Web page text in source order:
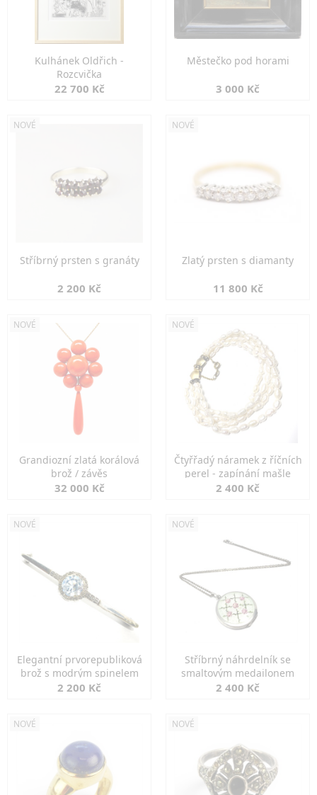
Kulhánek Oldřich -
Rozcvička
22 700 Kč
Městečko pod horami
3 000 Kč
NOVÉ
Stříbrný prsten s granáty
2 200 Kč
NOVÉ
Zlatý prsten s diamanty
11 800 Kč
NOVÉ
Grandiozní zlatá korálová
brož / závěs
32 000 Kč
NOVÉ
Čtyřřadý náramek z říčních
perel - zapínání mašle
2 400 Kč
NOVÉ
Elegantní prvorepubliková
brož s modrým spinelem
2 200 Kč
NOVÉ
Stříbrný náhrdelník se
smaltovým medailonem
2 400 Kč
NOVÉ NOVÉ